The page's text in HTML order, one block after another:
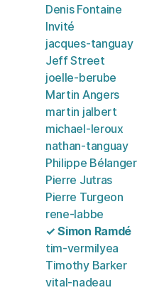
Denis Fontaine
Invité
jacques-tanguay
Jeff Street
joelle-berube
Martin Angers
martin jalbert
michael-leroux
nathan-tanguay
Philippe Bélanger
Pierre Jutras
Pierre Turgeon
rene-labbe
✓ Simon Ramdé
tim-vermilyea
Timothy Barker
vital-nadeau